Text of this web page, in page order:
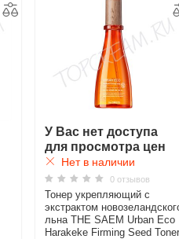
У Вас нет доступа
для просмотра цен
Нет в наличии
0 отзывов
Тонер укрепляющий с
экстрактом
льна THE SAEM Urban Eco
Harakeke Firming Seed Toner